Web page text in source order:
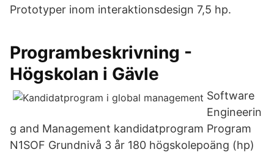
Prototyper inom interaktionsdesign 7,5 hp.
Programbeskrivning -
Högskolan i Gävle
Software
Engineerin
g and Management kandidatprogram Program
N1SOF Grundnivå 3 år 180 högskolepoäng (hp)